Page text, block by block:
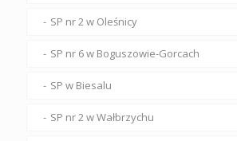
SP nr 2 w Oleśnicy
SP nr 6 w Boguszowie-Gorcach
SP w Biesalu
SP nr 2 w Wałbrzychu